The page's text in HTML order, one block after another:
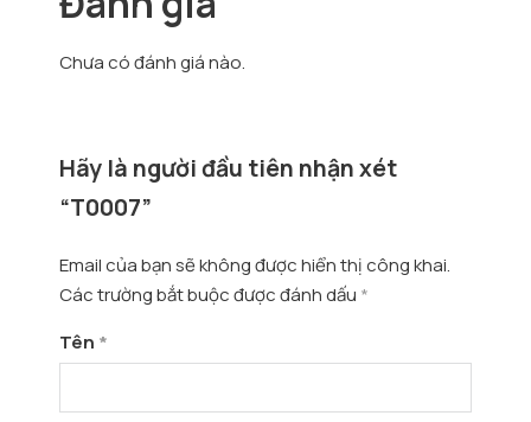
Chưa có đánh giá nào.
Hãy là người đầu tiên nhận xét
“T0007”
Email của bạn sẽ không được hiển thị công khai.
Các trường bắt buộc được đánh dấu *
Tên *